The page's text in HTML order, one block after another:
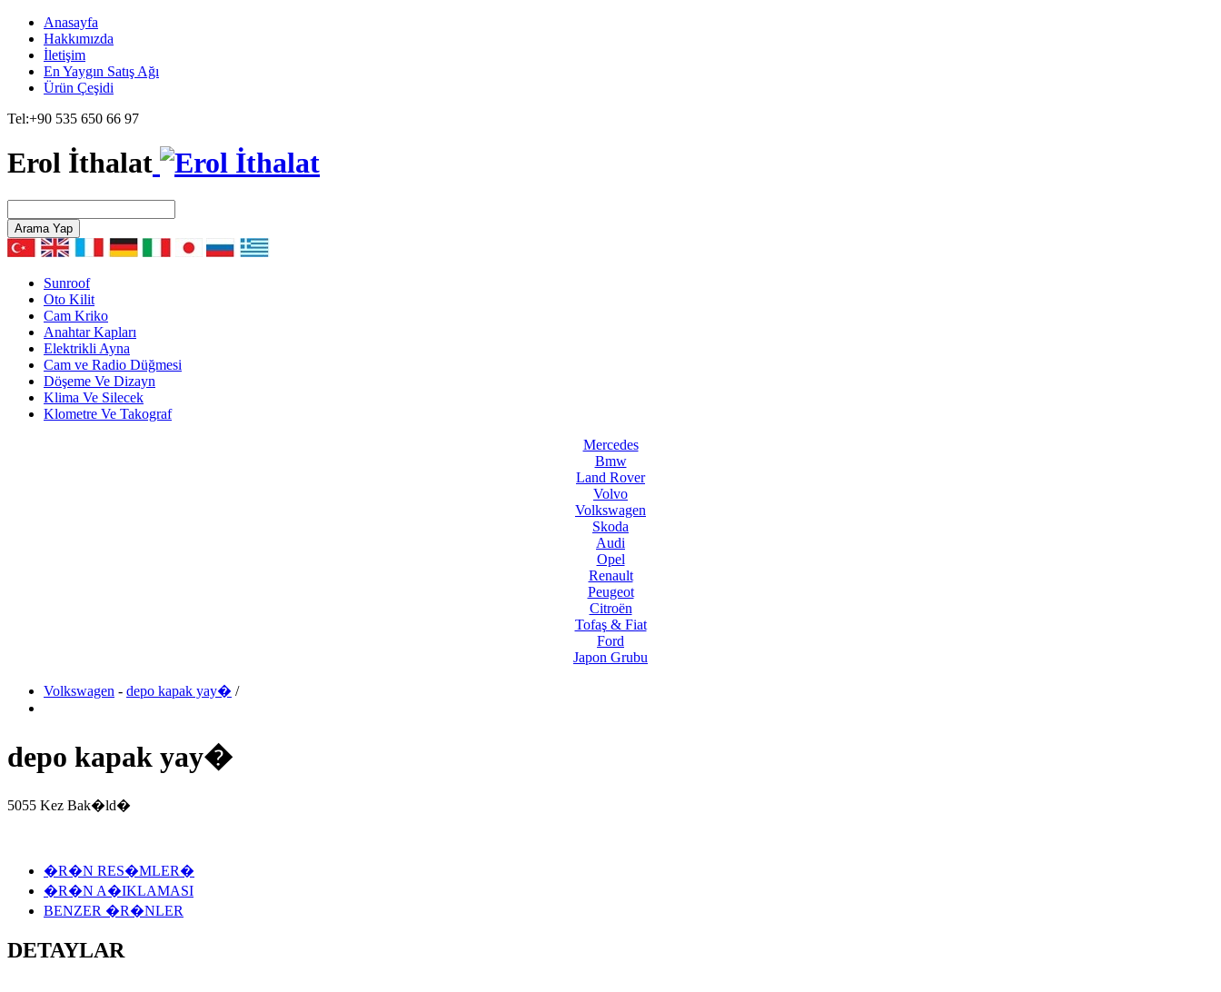
Anasayfa
Hakkımızda
İletişim
En Yaygın Satış Ağı
Ürün Çeşidi
Tel:+90 535 650 66 97
Erol İthalat
Arama Yap
Sunroof
Oto Kilit
Cam Kriko
Anahtar Kapları
Elektrikli Ayna
Cam ve Radio Düğmesi
Döşeme Ve Dizayn
Klima Ve Silecek
Klometre Ve Takograf
Mercedes
Bmw
Land Rover
Volvo
Volkswagen
Skoda
Audi
Opel
Renault
Peugeot
Citroën
Tofaş & Fiat
Ford
Japon Grubu
Volkswagen - depo kapak yay� /
depo kapak yay�
5055 Kez Bak�ld�
�R�N RES�MLER�
�R�N A�IKLAMASI
BENZER �R�NLER
DETAYLAR